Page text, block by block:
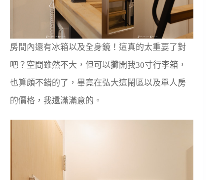
房間內還有冰箱以及全身鏡！這真的太重要了對
吧？空間雖然不大，但可以攤開我30寸行李箱，
也算頗不錯的了，畢竟在弘大這鬧區以及單人房
的價格，我還滿滿意的。